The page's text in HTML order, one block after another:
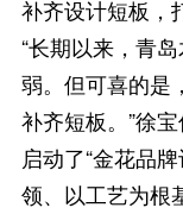
补齐设计短板，
“长期以来，青
弱。但可喜的是
补齐短板。”徐
启动了“金花品
领、以工艺为根